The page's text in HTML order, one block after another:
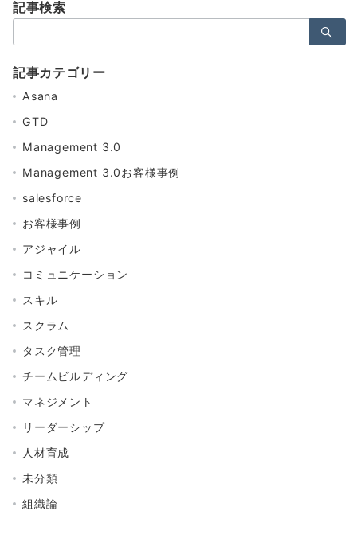
記事検索
索：
記事カテゴリー
Asana
GTD
Management 3.0
Management 3.0お客様事例
salesforce
お客様事例
アジャイル
コミュニケーション
スキル
スクラム
タスク管理
チームビルディング
マネジメント
リーダーシップ
人材育成
未分類
組織論